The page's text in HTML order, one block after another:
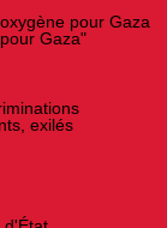
pour Gaza
Gaza"
exilés